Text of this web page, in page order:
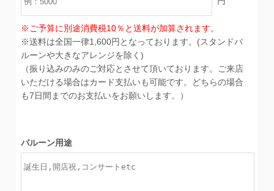
※ご予算に別途消費税10％と送料が加算されます。
※送料は全国一律1,600円となっております。(スタンドバ
ルーンや大きなアレンジを除く)
（振り込みのみのご対応とさせて頂いております。ご来店
いただける場合はカード支払いも可能です。どちらの場合
も7日間までのお支払いをお願いします。）
バルーン用途